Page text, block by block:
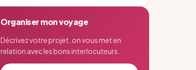
Organiser mon voyage
Décrivez votre projet, on vous met en
relation avec les bons interlocuteurs.